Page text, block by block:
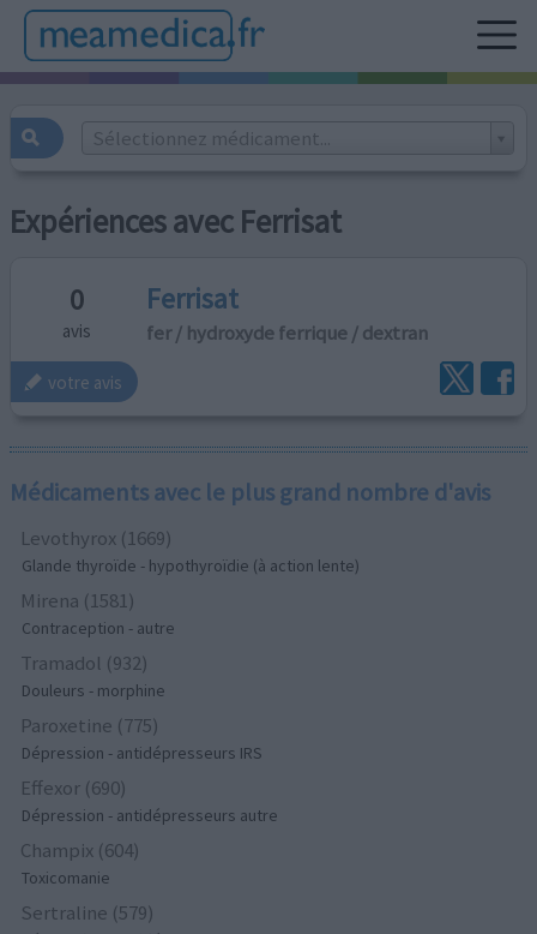
Sélectionnez médicament...
Expériences avec Ferrisat
0
avis
Ferrisat
fer / hydroxyde ferrique / dextran
votre avis
Médicaments avec le plus grand nombre d'avis
Levothyrox (1669)
Glande thyroïde - hypothyroïdie (à action lente)
Mirena (1581)
Contraception - autre
Tramadol (932)
Douleurs - morphine
Paroxetine (775)
Dépression - antidépresseurs IRS
Effexor (690)
Dépression - antidépresseurs autre
Champix (604)
Toxicomanie
Sertraline (579)